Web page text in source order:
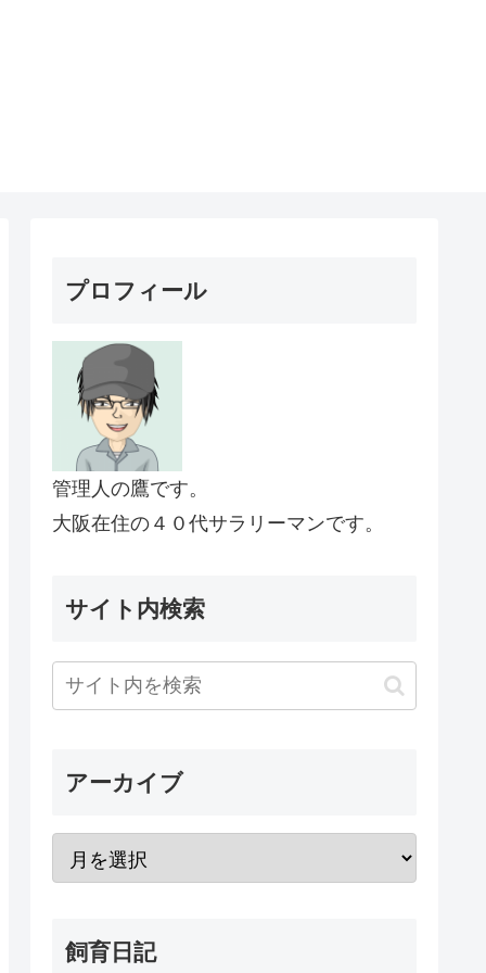
プロフィール
管理人の鷹です。
大阪在住の４０代サラリーマンです。
サイト内検索
アーカイブ
飼育日記